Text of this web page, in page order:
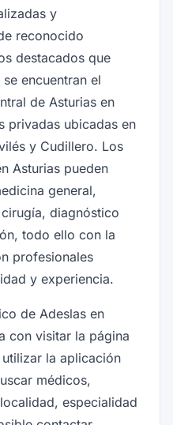
y
reconocido
destacados que
encuentran el
de Asturias en
privadas ubicadas en
y Cudillero. Los
Asturias pueden
general,
diagnóstico
todo ello con la
profesionales
y experiencia.
de Adeslas en
con visitar la página
la aplicación
médicos,
especialidad